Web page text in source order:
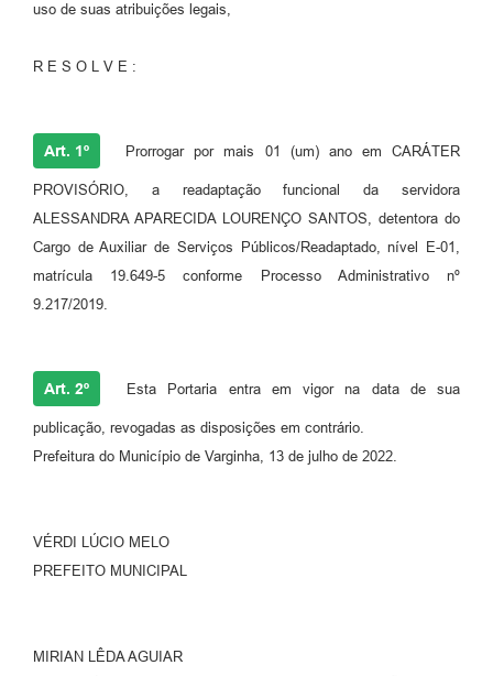
uso de suas atribuições legais,
R E S O L V E :
Art. 1º Prorrogar por mais 01 (um) ano em CARÁTER
PROVISÓRIO, a readaptação funcional da servidora
ALESSANDRA APARECIDA LOURENÇO SANTOS, detentora do
Cargo de Auxiliar de Serviços Públicos/Readaptado, nível E-01,
matrícula 19.649-5 conforme Processo Administrativo nº
9.217/2019.
Art. 2º Esta Portaria entra em vigor na data de sua
publicação, revogadas as disposições em contrário.
Prefeitura do Município de Varginha, 13 de julho de 2022.
VÉRDI LÚCIO MELO
PREFEITO MUNICIPAL
MIRIAN LÊDA AGUIAR